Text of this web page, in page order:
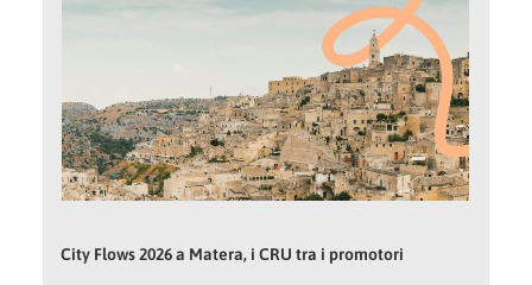
City Flows 2026 a Matera, i CRU tra i promotori